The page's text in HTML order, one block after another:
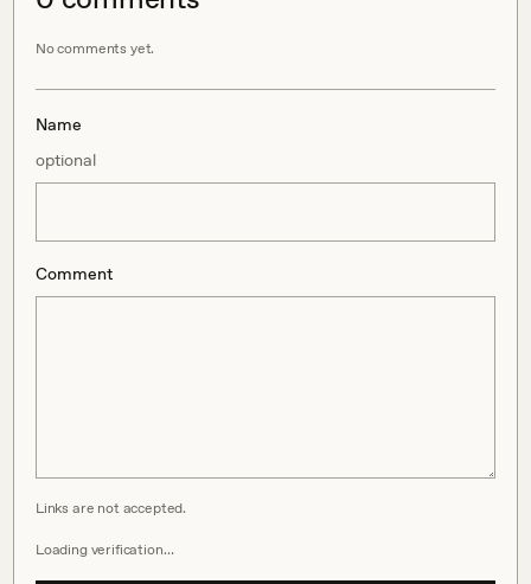
No comments yet.
Name
optional
Comment
Links are not accepted.
Loading verification…